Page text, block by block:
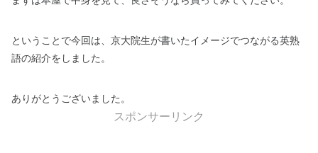
ということで今回は、京大院生が書いたイメージでつながる英熟
語の紹介をしました。
ありがとうございました。
スポンサーリンク